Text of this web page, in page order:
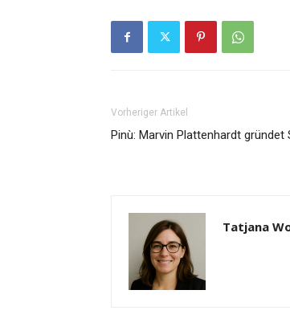
Vorheriger Artikel
Pinù: Marvin Plattenhardt gründet
Tatjana